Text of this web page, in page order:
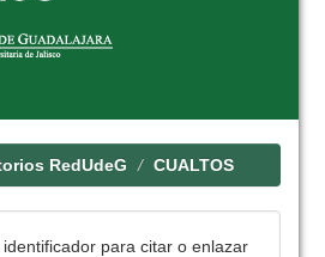
RedUdeG CUALTOS
para citar o enlazar